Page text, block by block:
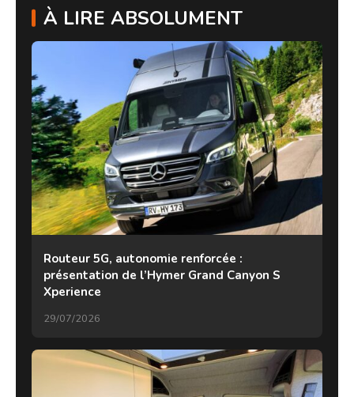
À LIRE ABSOLUMENT
Routeur 5G, autonomie renforcée :
présentation de l’Hymer Grand Canyon S
Xperience
29/07/2026